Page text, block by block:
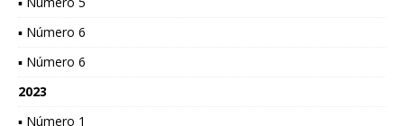
▪ Número 6
▪ Número 6
2023
▪ Número 1